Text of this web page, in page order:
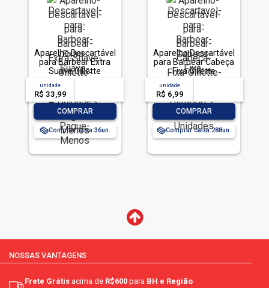
Aparelho Descartável
para Barbear Extra
Suave Gillette
Prestobarba3 4
Unidades Pague
Menos
unidade
R$ 33,99
COMPRAR
Comprar caixa:36
Aparelho Descartável
para Barbear Cabeça
Fixa Gillette
Prestobarba UltraGrip
2 Unidades
unidade
R$ 6,99
COMPRAR
Comprar caixa:288
NOSSAS VANTAGENS
Frete Grátis acima de R$600 para BH e Região